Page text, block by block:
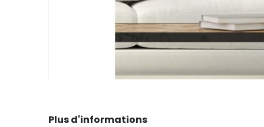
the
Plus d'informations